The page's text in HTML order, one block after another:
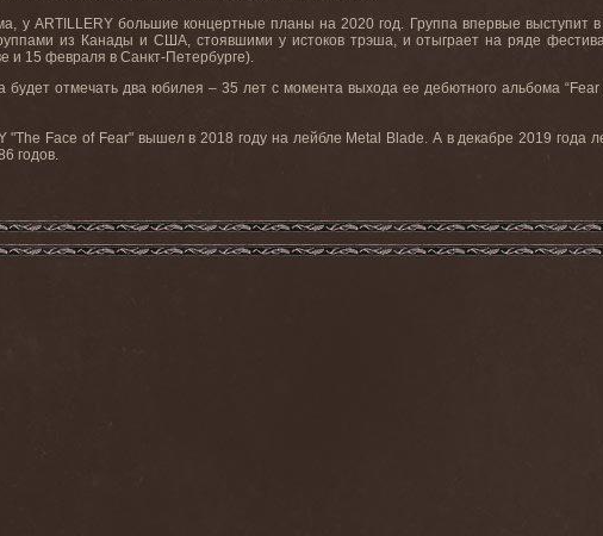
у ARTILLERY большие концертные планы на 2020 год. Группа впервые
из Канады и США, стоявшими у истоков трэша, и отыграет на ряде
и 15 февраля в Санкт-Петербурге).
будет отмечать два юбилея – 35 лет с момента выхода ее дебютного альбома
"The Face of Fear" вышел в 2018 году на лейбле Metal Blade. А в декабре 2019 года
годов.